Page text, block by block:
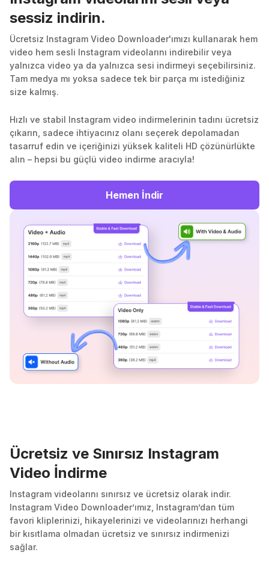
sessiz indirin.
Ücretsiz Instagram Video Downloader'ımızı kullanarak hem
video hem sesli Instagram videolarını indirebilir veya
yalnızca video ya da yalnızca sesi indirmeyi seçebilirsiniz.
Tam medya mı yoksa sadece tek bir parça mı istediğiniz
size kalmış.
Hızlı ve stabil Instagram video indirmelerinin tadını ücretsiz
çıkarın, sadece ihtiyacınız olanı seçerek depolamadan
tasarruf edin ve içeriğinizi yüksek kaliteli HD çözünürlükte
alın – hepsi bu güçlü video indirme aracıyla!
Hemen İndir
Ücretsiz ve Sınırsız Instagram
Video İndirme
Instagram videolarını sınırsız ve ücretsiz olarak indir.
Instagram Video Downloader’ımız, Instagram’dan tüm
favori kliplerinizi, hikayelerinizi ve videolarınızı herhangi
bir kısıtlama olmadan ücretsiz ve sınırsız indirmenizi
sağlar.